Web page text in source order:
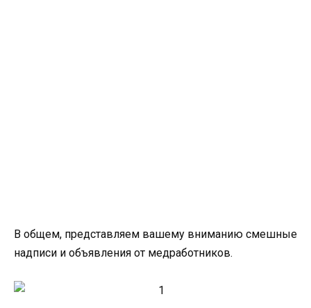
В общем, представляем вашему вниманию смешные
надписи и объявления от медработников.